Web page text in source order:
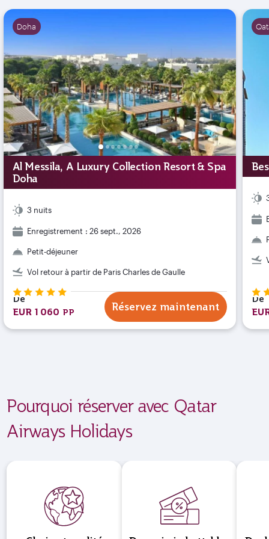
Doha
Al Messila, A Luxury Collection Resort & Spa
Doha
3 nuits
Enregistrement : 26 sept., 2026
Petit-déjeuner
Vol retour à partir de Paris Charles de Gaulle
De
EUR 1 060 PP Réservez maintenant
De
Pourquoi réserver avec Qatar
Airways Holidays